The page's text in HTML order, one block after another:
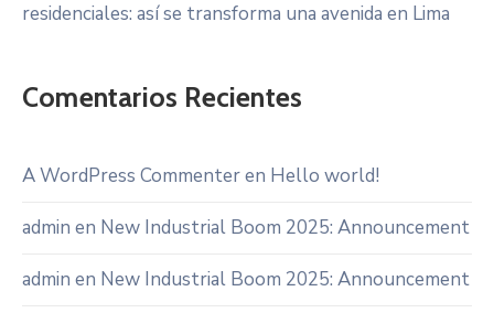
residenciales: así se transforma una avenida en Lima
Comentarios Recientes
A WordPress Commenteren Hello world!
admin en New Industrial Boom 2025: Announcement
admin en New Industrial Boom 2025: Announcement